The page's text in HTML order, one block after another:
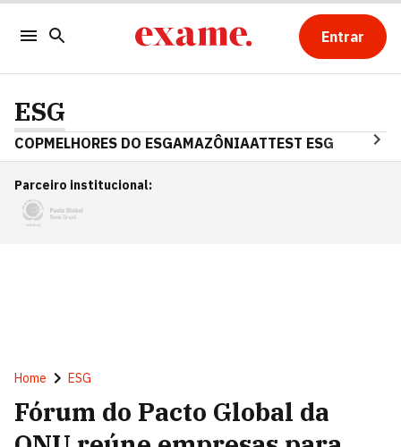
Entrar
ESG
COPMELHORES DO ESGAMAZÔNIAATTEST ESG
Parceiro institucional:
Home ESG
Fórum do Pacto Global da